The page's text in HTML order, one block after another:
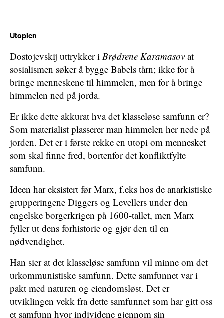
Utopien
Dostojevskij uttrykker i Brødrene Karamasov at
sosialismen søker å bygge Babels tårn; ikke for å
bringe menneskene til himmelen, men for å bringe
himmelen ned på jorda.
Er ikke dette akkurat hva det klasseløse samfunn er?
Som materialist plasserer man himmelen her nede på
jorden. Det er i første rekke en utopi om mennesket
som skal finne fred, bortenfor det konfliktfylte
samfunn.
Ideen har eksistert før Marx, f.eks hos de anarkistiske
grupperingene Diggers og Levellers under den
engelske borgerkrigen på 1600-tallet, men Marx
fyller ut dens forhistorie og gjør den til en
nødvendighet.
Han sier at det klasseløse samfunn vil minne om det
urkommunistiske samfunn. Dette samfunnet var i
pakt med naturen og eiendomsløst. Det er
utviklingen vekk fra dette samfunnet som har gitt oss
et samfunn hvor individene gjennom sin